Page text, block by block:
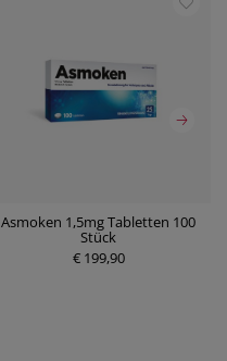
Asmoken 1,5mg Tabletten 100
Stück
€ 199,90